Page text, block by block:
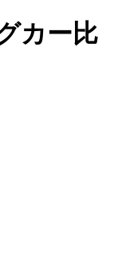
カー比